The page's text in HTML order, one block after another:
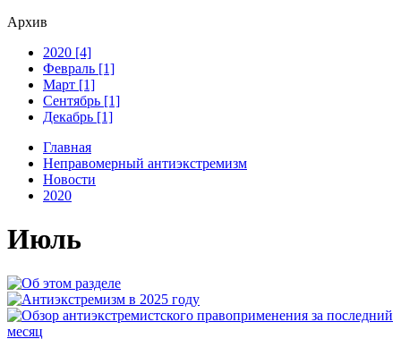
Архив
2020 [4]
Февраль [1]
Март [1]
Сентябрь [1]
Декабрь [1]
Главная
Неправомерный антиэкстремизм
Новости
2020
Июль